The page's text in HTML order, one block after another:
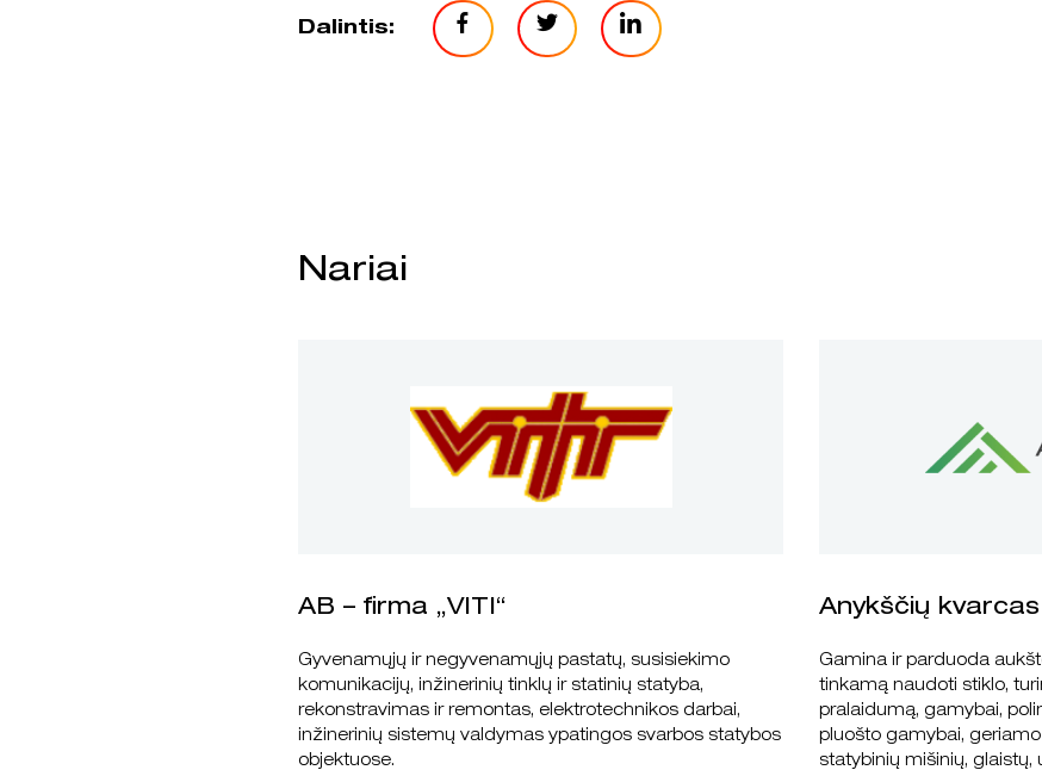
Dalintis:
Nariai
AB – firma „VITI“
Gyvenamųjų ir negyvenamųjų pastatų, susisiekimo
komunikacijų, inžinerinių tinklų ir statinių statyba,
rekonstravimas ir remontas, elektrotechnikos darbai,
inžinerinių sistemų valdymas ypatingos svarbos statybos
objektuose.
Anykščių kvarcas
Gamina ir parduoda
tinkamą naudoti stiklo,
pralaidumą, gamybai,
pluošto gamybai,
statybinių mišinių, glaistų,